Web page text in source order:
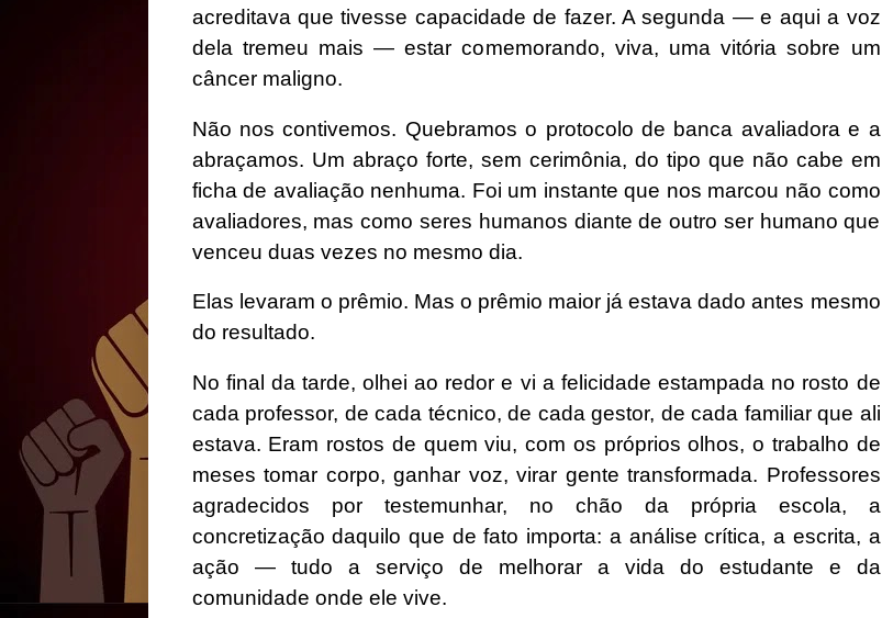
acreditava que tivesse capacidade de fazer. A segunda — e aqui a voz
dela tremeu mais — estar comemorando, viva, uma vitória sobre um
câncer maligno.
Não nos contivemos. Quebramos o protocolo de banca avaliadora e a
abraçamos. Um abraço forte, sem cerimônia, do tipo que não cabe em
ficha de avaliação nenhuma. Foi um instante que nos marcou não como
avaliadores, mas como seres humanos diante de outro ser humano que
venceu duas vezes no mesmo dia.
Elas levaram o prêmio. Mas o prêmio maior já estava dado antes mesmo
do resultado.
No final da tarde, olhei ao redor e vi a felicidade estampada no rosto de
cada professor, de cada técnico, de cada gestor, de cada familiar que ali
estava. Eram rostos de quem viu, com os próprios olhos, o trabalho de
meses tomar corpo, ganhar voz, virar gente transformada. Professores
agradecidos por testemunhar, no chão da própria escola, a
concretização daquilo que de fato importa: a análise crítica, a escrita, a
ação — tudo a serviço de melhorar a vida do estudante e da
comunidade onde ele vive.